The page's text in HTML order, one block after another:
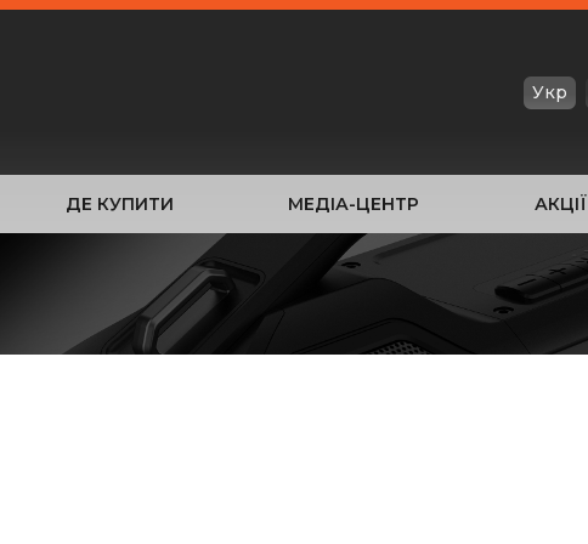
Укр
ДЕ КУПИТИ МЕДІА-ЦЕНТР АКЦІЇ